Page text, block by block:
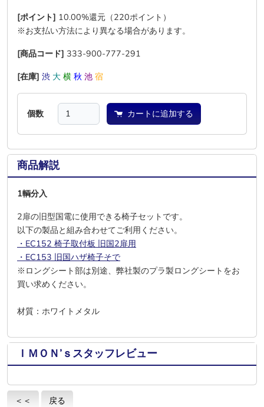
[ポイント] 10.00%還元（220ポイント）
※お支払い方法により異なる場合があります。
[商品コード] 333-900-777-291
[在庫] 渋 大 横 秋 池 宿
個数 カートに追加する
商品解説
1輌分入
2扉の旧型国電に使用できる椅子セットです。
以下の製品と組み合わせてご利用ください。
・EC152 椅子取付板 旧国2扉用
・EC153 旧国ハザ椅子そで
※ロングシート部は別途、弊社製のプラ製ロングシートをお
買い求めください。
材質：ホワイトメタル
ＩＭＯＮ’ｓスタッフレビュー
＜＜ 戻る